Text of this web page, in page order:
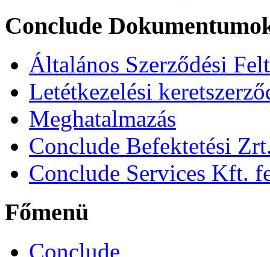
Conclude
Általános Szerződési
Letétkezelési
Meghatalmazás
Conclude Befektetési
Conclude Services Kft.
Főmenü
Conclude